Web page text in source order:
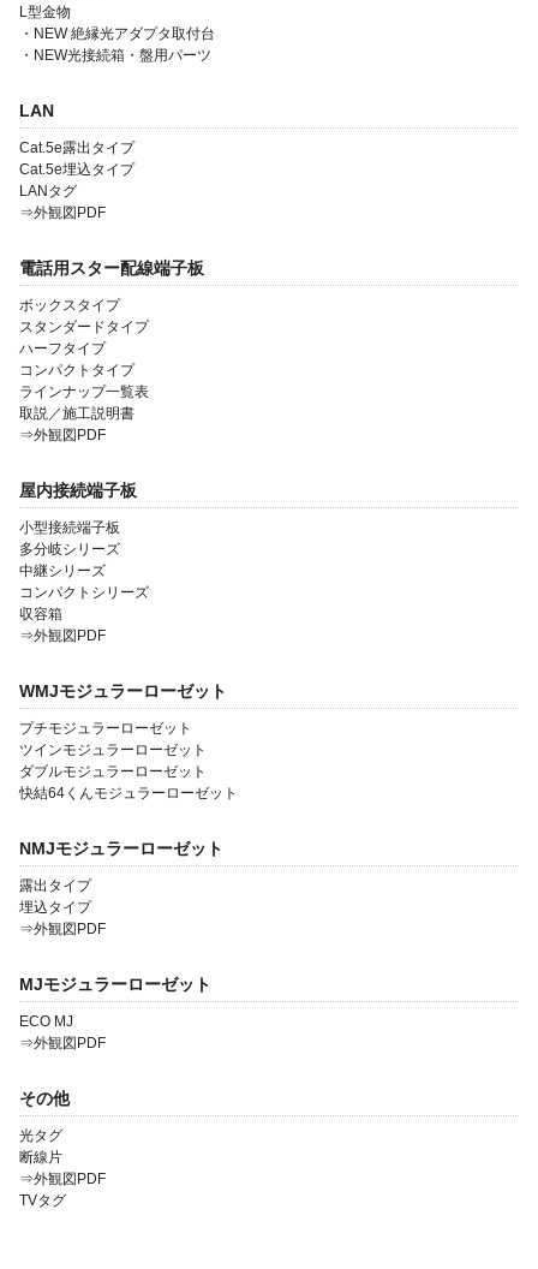
金型・射出成形
L型金物
・NEW 絶縁光アダプタ取付台
・NEW光接続箱・盤用パーツ
LAN
Cat.5e露出タイプ
Cat.5e埋込タイプ
LANタグ
⇒外観図PDF
電話用スター配線端子板
ボックスタイプ
スタンダードタイプ
ハーフタイプ
コンパクトタイプ
ラインナップ一覧表
取説／施工説明書
⇒外観図PDF
屋内接続端子板
小型接続端子板
多分岐シリーズ
中継シリーズ
コンパクトシリーズ
収容箱
⇒外観図PDF
WMJモジュラーローゼット
プチモジュラーローゼット
ツインモジュラーローゼット
ダブルモジュラーローゼット
快結64くんモジュラーローゼット
NMJモジュラーローゼット
露出タイプ
埋込タイプ
⇒外観図PDF
MJモジュラーローゼット
ECO MJ
⇒外観図PDF
その他
光タグ
断線片
⇒外観図PDF
TVタグ